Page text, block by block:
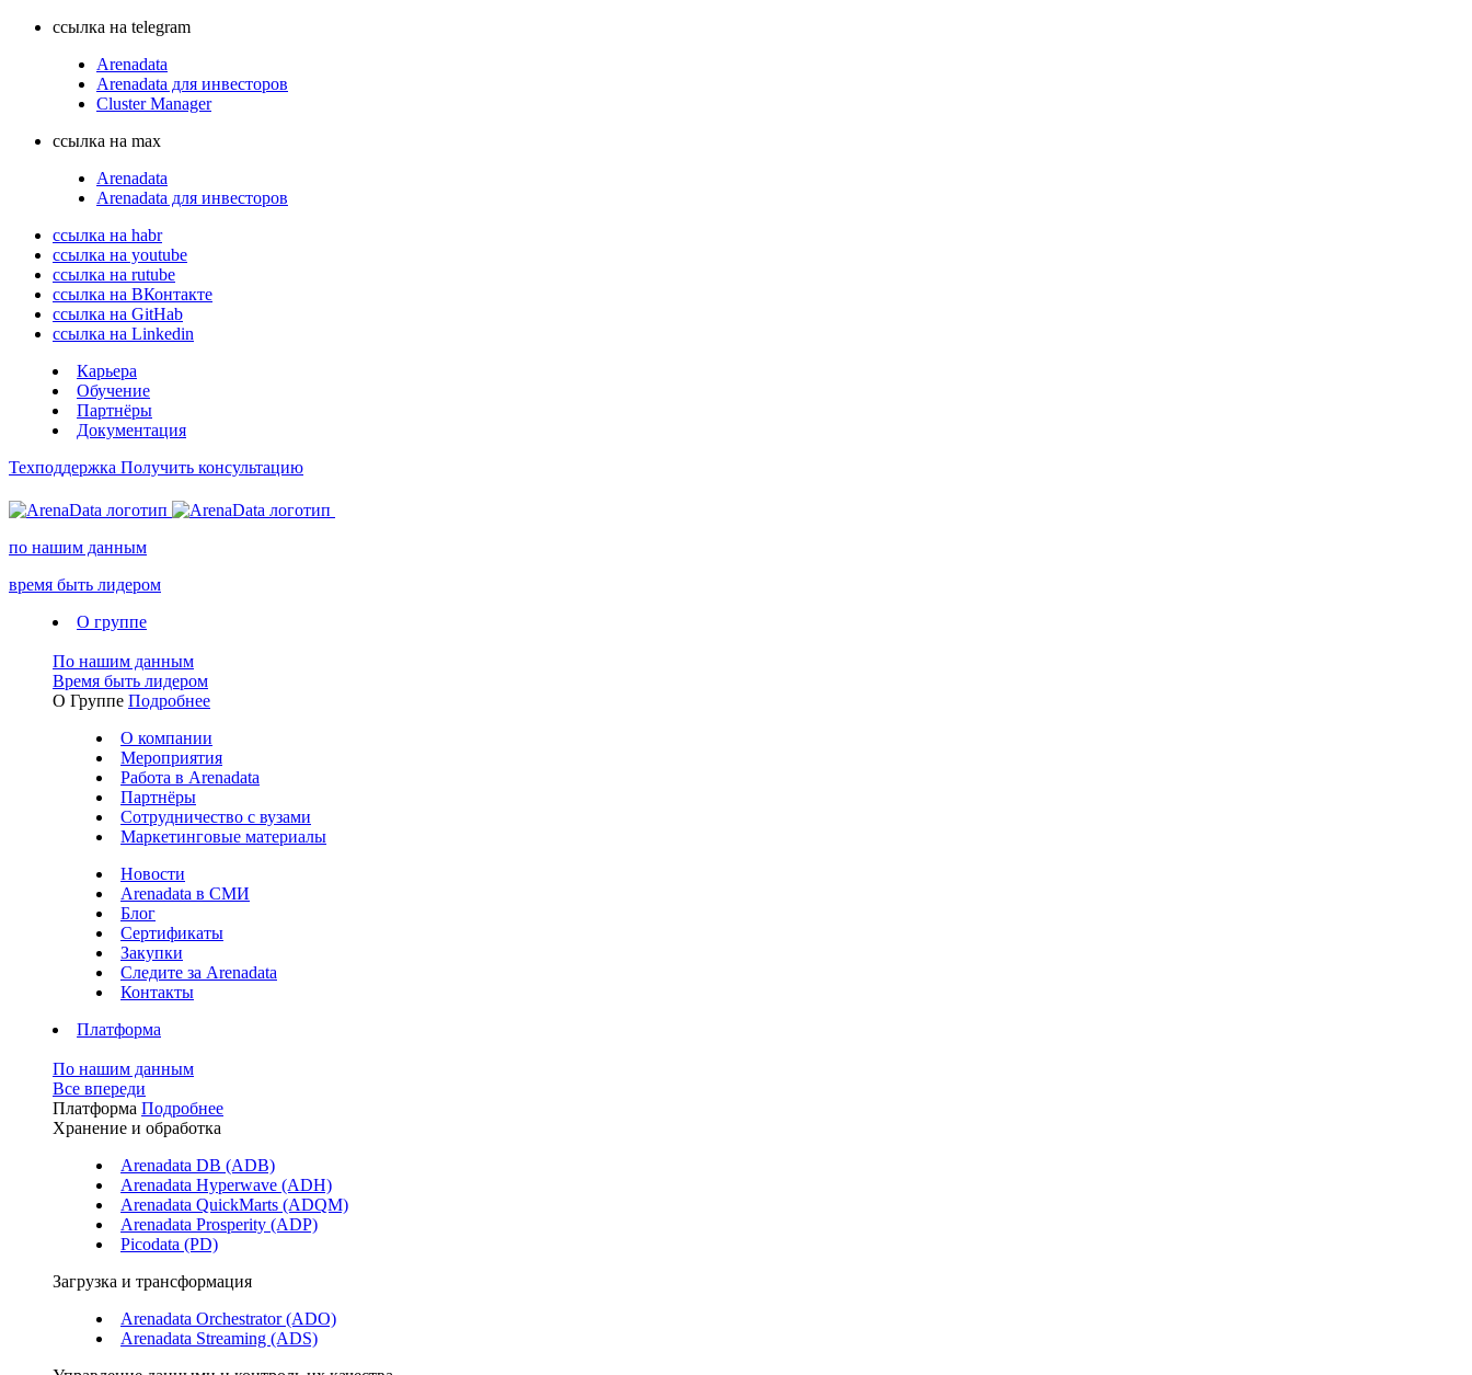
ссылка на telegram
Arenadata
Arenadata для инвесторов
Cluster Manager
ссылка на max
Arenadata
Arenadata для инвесторов
ссылка на habr
ссылка на youtube
ссылка на rutube
ссылка на ВКонтакте
ссылка на GitHab
ссылка на Linkedin
Карьера
Обучение
Партнёры
Документация
Техподдержка Получить консультацию
по нашим данным
время быть лидером
О группе
По нашим данным
Время быть лидером
О Группе Подробнее
О компании
Мероприятия
Работа в Arenadata
Партнёры
Сотрудничество с вузами
Маркетинговые материалы
Новости
Arenadata в СМИ
Блог
Сертификаты
Закупки
Следите за Аrenadata
Контакты
Платформа
По нашим данным
Все впереди
Платформа Подробнее
Хранение и обработка
Arenadata DB (ADB)
Arenadata Hyperwave (ADH)
Arenadata QuickMarts (ADQM)
Arenadata Prosperity (ADP)
Picodata (PD)
Загрузка и трансформация
Arenadata Orchestrator (ADO)
Arenadata Streaming (ADS)